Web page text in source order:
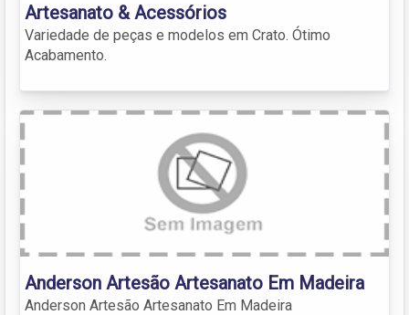
Artesanato & Acessórios
Variedade de peças e modelos em Crato. Ótimo
Acabamento.
Anderson Artesão Artesanato Em Madeira
Anderson Artesão Artesanato Em Madeira